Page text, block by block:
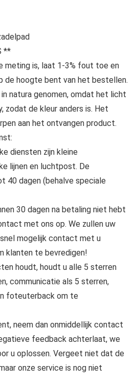
**
meting is, laat 1-3% fout toe en
de hoogte bent van het bestellen.
natura genomen, omdat het licht
zodat de kleur anders is. Het
aan het ontvangen product.
diensten zijn kleine
lijnen en luchtpost. De
40 dagen (behalve speciale
30 dagen na betaling niet hebt
met ons op. We zullen uw
mogelijk contact met u
klanten te bevredigen!
houdt, houdt u alle 5 sterren
communicatie als 5 sterren,
foteuterback om te
neem dan onmiddellijk contact
feedback achterlaat, we
u oplossen. Vergeet niet dat de
onze service is nog niet